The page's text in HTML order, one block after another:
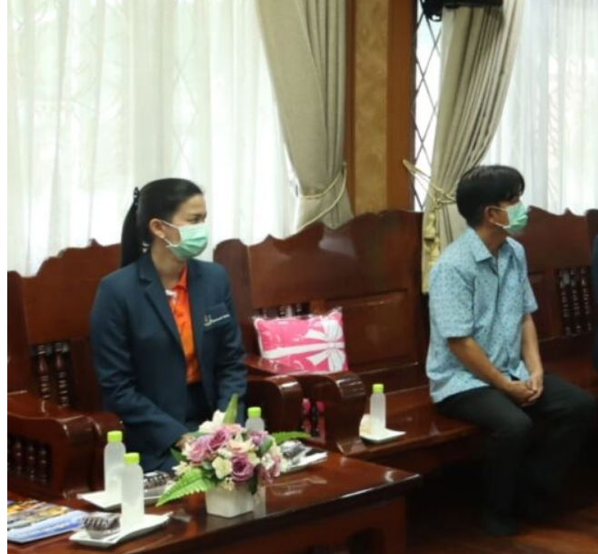
E-Learning
แผนปฏิบัติการปีงบประมาณ 2568
จัดซื้อจัดจ้าง
รายงานงบทดลอง
ภาพกิจกรรม
เผยแพร่ผลงานทางวิชาการ
หมายเลขโทรศัพท์ภายใน
ปฎิทินโรงเรียน
ระบบแจ้งเรื่องร้องเรียน